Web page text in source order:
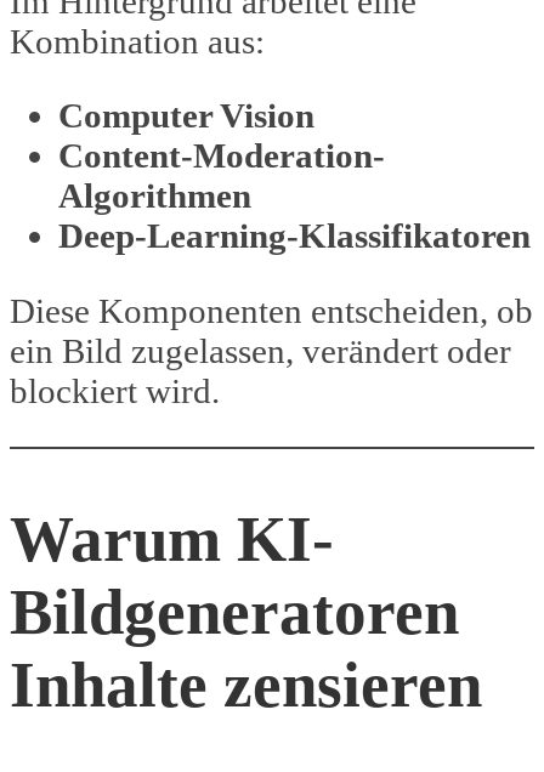
Kombination aus:
Computer Vision
Content-Moderation-
Algorithmen
Deep-Learning-Klassifikatoren
Diese Komponenten entscheiden, ob
ein Bild zugelassen, verändert oder
blockiert wird.
Warum KI-
Bildgeneratoren
Inhalte zensieren